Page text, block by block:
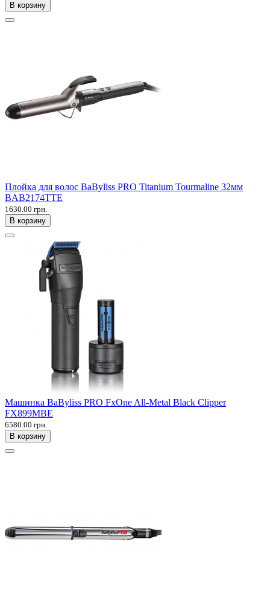
В корзину
Плойка для волос BaByliss PRO Titanium Tourmaline 32мм
BAB2174TTE
1630.00 грн.
В корзину
Машинка BaByliss PRO FxOne All-Metal Black Clipper
FX899MBE
6580.00 грн.
В корзину